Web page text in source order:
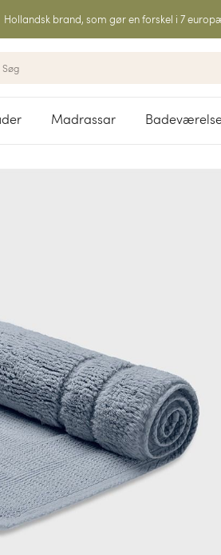
Hollandsk brand, som gør en forskel i 7
Madrassar